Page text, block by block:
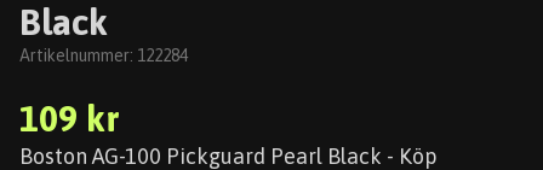
Black
Artikelnummer: 122284
109 kr
Boston AG-100 Pickguard Pearl Black - Köp